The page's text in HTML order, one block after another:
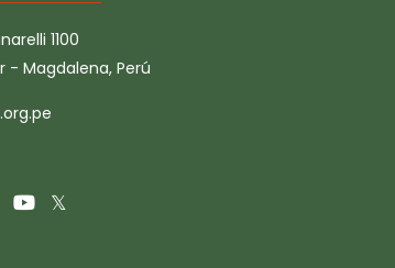
1100
- Magdalena, Perú